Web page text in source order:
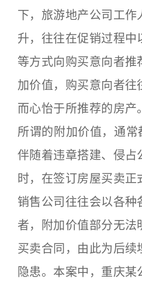
下，旅游地产公司工作
升，往往在促销过程
等方式向购买意向者
加价值，购买意向者往
而心怡于所推荐的房产
所谓的附加价值，通常
伴随着违章搭建、侵占
时，在签订房屋买卖正
销售公司往往会以各种
者，附加价值部分无法
买卖合同，由此为后续
隐患。本案中，重庆